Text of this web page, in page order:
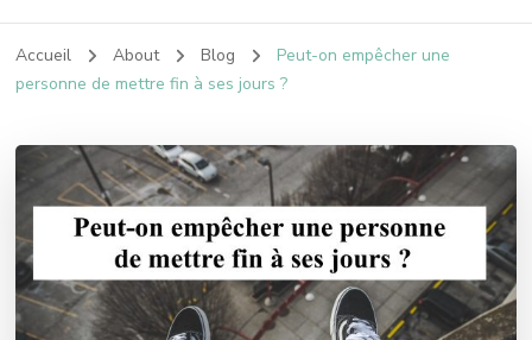
Accueil About Blog
Peut-on empêcher une
personne de mettre fin à ses jours ?